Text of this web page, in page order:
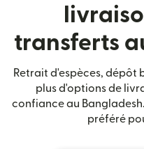
transferts
Retrait d'espèces, dépôt
plus d'options de
confiance au
préféré